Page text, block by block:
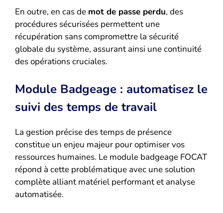
En outre, en cas de mot de passe perdu, des
procédures sécurisées permettent une
récupération sans compromettre la sécurité
globale du système, assurant ainsi une continuité
des opérations cruciales.
Module Badgeage : automatisez le
suivi des temps de travail
La gestion précise des temps de présence
constitue un enjeu majeur pour optimiser vos
ressources humaines. Le module badgeage FOCAT
répond à cette problématique avec une solution
complète alliant matériel performant et analyse
automatisée.